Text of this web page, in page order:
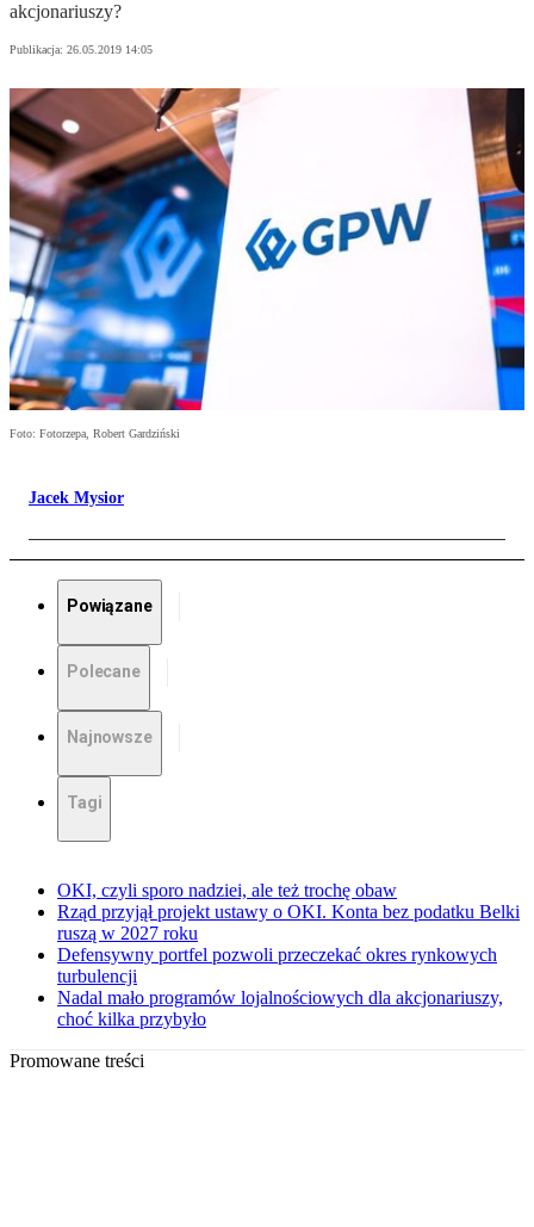
akcjonariuszy?
Publikacja: 26.05.2019 14:05
Foto: Fotorzepa, Robert Gardziński
Jacek Mysior
Powiązane
Polecane
Najnowsze
Tagi
OKI, czyli sporo nadziei, ale też trochę obaw
Rząd przyjął projekt ustawy o OKI. Konta bez podatku Belki
ruszą w 2027 roku
Defensywny portfel pozwoli przeczekać okres rynkowych
turbulencji
Nadal mało programów lojalnościowych dla akcjonariuszy,
choć kilka przybyło
Promowane treści